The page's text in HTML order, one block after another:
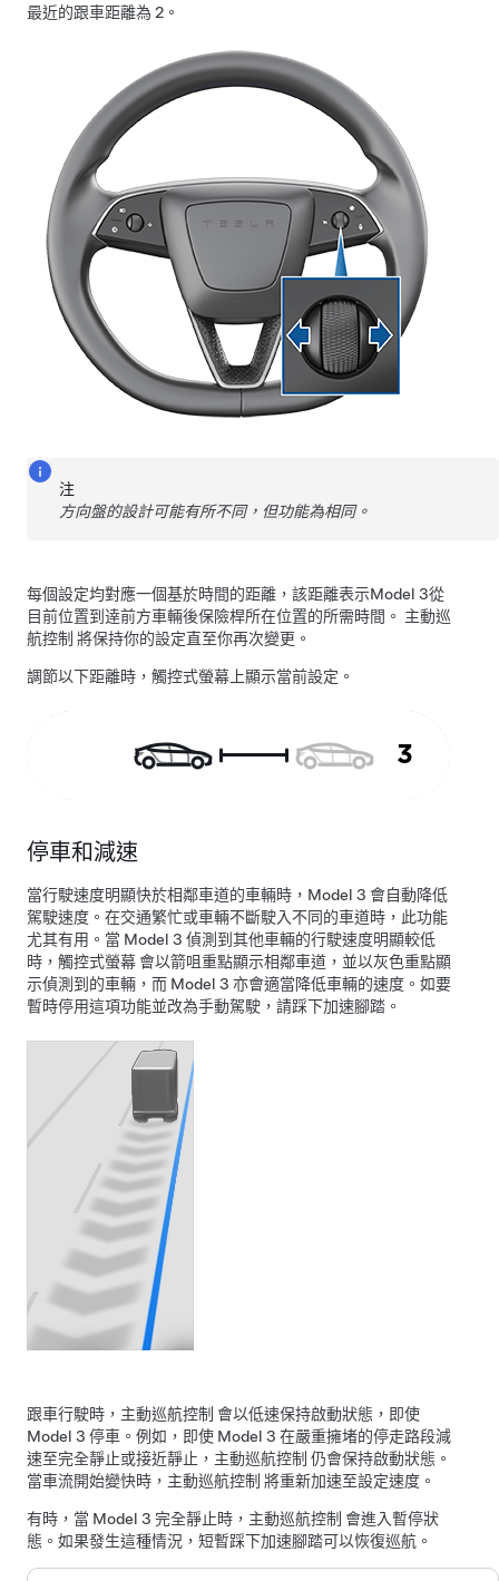
最近的跟車距離為 2。
注
方向盤的設計可能有所不同，但功能為相同。
每個設定均對應一個基於時間的距離，該距離表示Model 3從
目前位置到逹前方車輛後保險桿所在位置的所需時間。 主動巡
航控制 將保持你的設定直至你再次變更。
調節以下距離時，觸控式螢幕上顯示當前設定。
停車和減速
當行駛速度明顯快於相鄰車道的車輛時， Model 3 會自動降低
駕駛速度。在交通繁忙或車輛不斷駛入不同的車道時，此功能
尤其有用。當 Model 3 偵測到其他車輛的行駛速度明顯較低
時， 觸控式螢幕會以箭咀重點顯示相鄰車道，並以灰色重點顯
示偵測到的車輛，而 Model 3 亦會適當降低車輛的速度。如要
暫時停用這項功能並改為手動駕駛，請踩下加速腳踏。
跟車行駛時， 主動巡航控制 會以低速保持啟動狀態，即使
Model 3 停車。例如，即使 Model 3 在嚴重擁堵的停走路段減
速至完全靜止或接近靜止， 主動巡航控制 仍會保持啟動狀態。
當車流開始變快時， 主動巡航控制 將重新加速至設定速度。
有時，當 Model 3 完全靜止時， 主動巡航控制 會進入暫停狀
態。如果發生這種情況，短暫踩下加速腳踏可以恢復巡航。